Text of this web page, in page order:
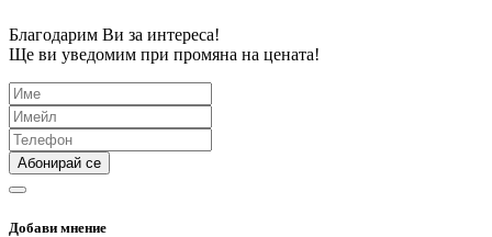
Благодарим Ви за интереса!
Ще ви уведомим при промяна на цената!
Абонирай се
Добави мнение